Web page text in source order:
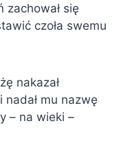
zachował się
czoła swemu
nakazał
mu nazwę
– na wieki –